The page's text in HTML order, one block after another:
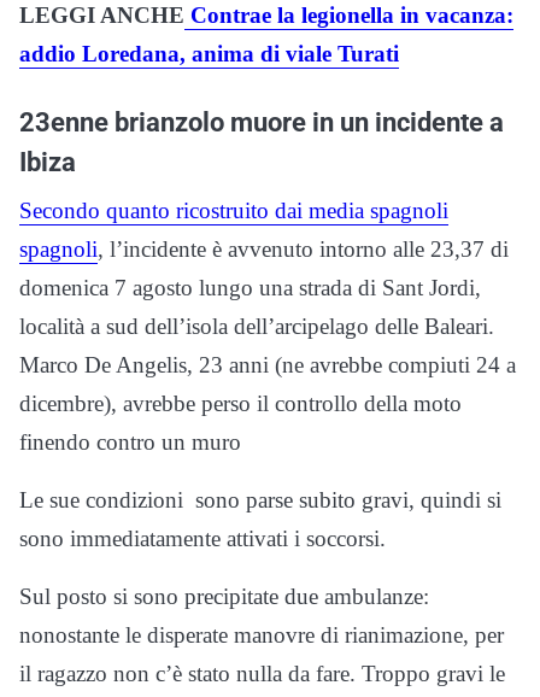
LEGGI ANCHE Contrae la legionella in vacanza:
addio Loredana, anima di viale Turati
23enne brianzolo muore in un incidente a
Ibiza
Secondo quanto ricostruito dai media spagnoli
spagnoli, l’incidente è avvenuto intorno alle 23,37 di
domenica 7 agosto lungo una strada di Sant Jordi,
località a sud dell’isola dell’arcipelago delle Baleari.
Marco De Angelis, 23 anni (ne avrebbe compiuti 24 a
dicembre), avrebbe perso il controllo della moto
finendo contro un muro
Le sue condizioni sono parse subito gravi, quindi si
sono immediatamente attivati i soccorsi.
Sul posto si sono precipitate due ambulanze:
nonostante le disperate manovre di rianimazione, per
il ragazzo non c’è stato nulla da fare. Troppo gravi le